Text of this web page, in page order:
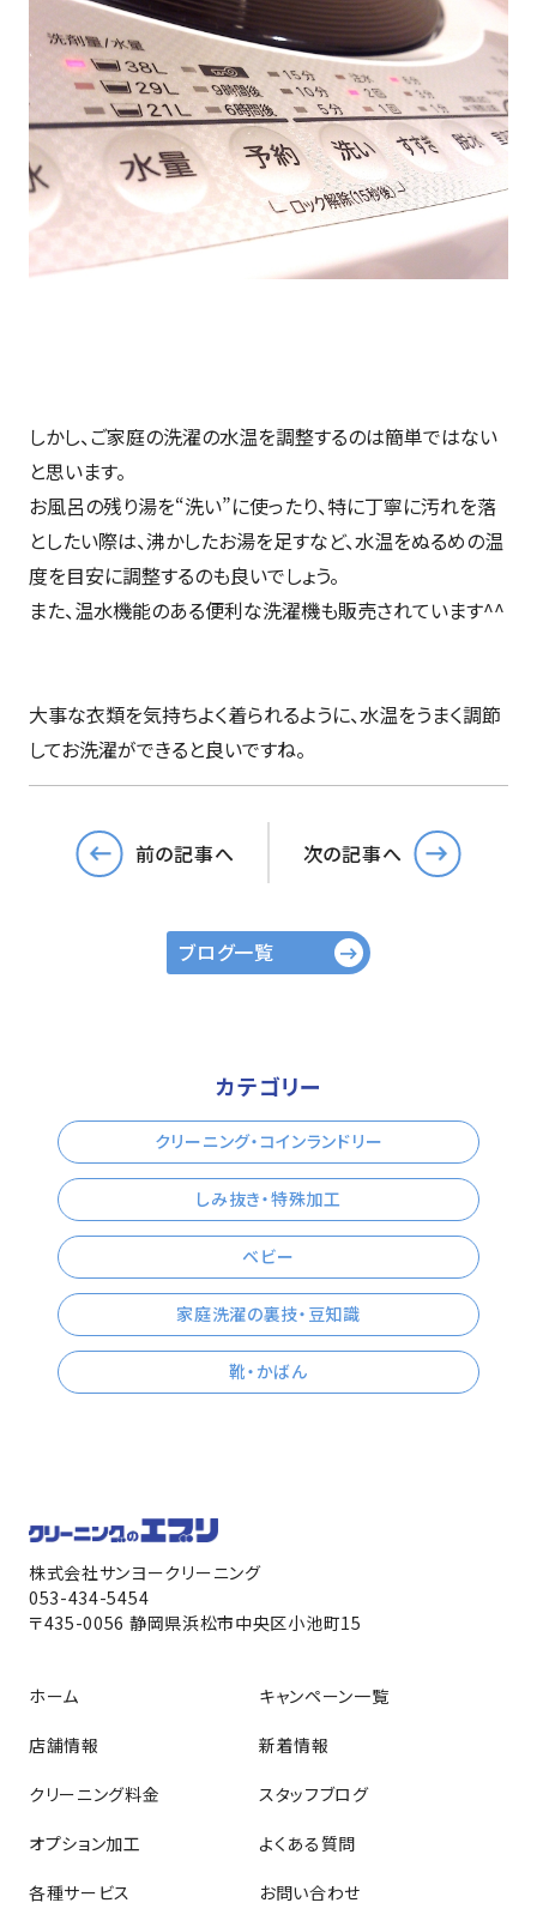
しかし、ご家庭の洗濯の水温を調整するのは簡単ではない
と思います。
お風呂の残り湯を“洗い”に使ったり、特に丁寧に汚れを落
としたい際は、沸かしたお湯を足すなど、水温をぬるめの温
度を目安に調整するのも良いでしょう。
また、温水機能のある便利な洗濯機も販売されています^^
大事な衣類を気持ちよく着られるように、水温をうまく調節
してお洗濯ができると良いですね。
前の記事へ 次の記事へ
ブログ一覧
カテゴリー
クリーニング・コインランドリー
しみ抜き・特殊加工
ベビー
家庭洗濯の裏技・豆知識
靴・かばん
株式会社サンヨークリーニング
053-434-5454
〒435-0056 静岡県浜松市中央区小池町15
ホーム
店舗情報
クリーニング料金
オプション加工
各種サービス
キャンペーン一覧
新着情報
スタッフブログ
よくある質問
お問い合わせ